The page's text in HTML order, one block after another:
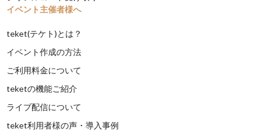
イベント主催者様へ
teket(テケト)とは？
イベント作成の方法
ご利用料金について
teketの機能ご紹介
ライブ配信について
teket利用者様の声・導入事例